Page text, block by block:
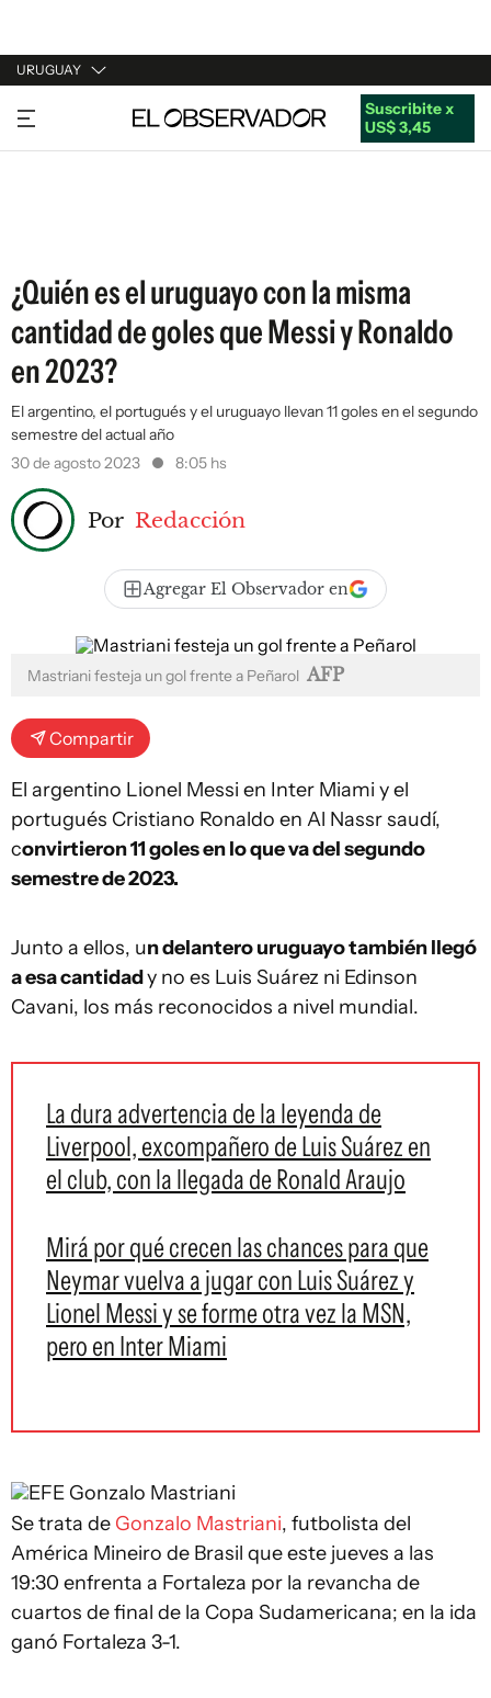
URUGUAY
URUGUAY
ARGENTINA
Suscribite x
US$ 3,45
¿Quién es el uruguayo con la misma
cantidad de goles que Messi y Ronaldo
en 2023?
El argentino, el portugués y el uruguayo llevan 11 goles en el segundo
semestre del actual año
30 de agosto 2023
8:05 hs
Por Redacción
Agregar El Observador en
Mastriani festeja un gol frente a Peñarol AFP
Compartir
El argentino Lionel Messi en Inter Miami y el
portugués Cristiano Ronaldo en Al Nassr saudí,
convirtieron 11 goles en lo que va del segundo
semestre de 2023.
Junto a ellos, un delantero uruguayo también llegó
a esa cantidady no es Luis Suárez ni Edinson
Cavani, los más reconocidos a nivel mundial.
La dura advertencia de la leyenda de
Liverpool, excompañero de Luis Suárez en
el club, con la llegada de Ronald Araujo
Mirá por qué crecen las chances para que
Neymar vuelva a jugar con Luis Suárez y
Lionel Messi y se forme otra vez la MSN,
pero en Inter Miami
EFE Gonzalo Mastriani
Se trata de Gonzalo Mastriani, futbolista del
América Mineiro de Brasil que este jueves a las
19:30 enfrenta a Fortaleza por la revancha de
cuartos de final de la Copa Sudamericana; en la ida
ganó Fortaleza 3-1.